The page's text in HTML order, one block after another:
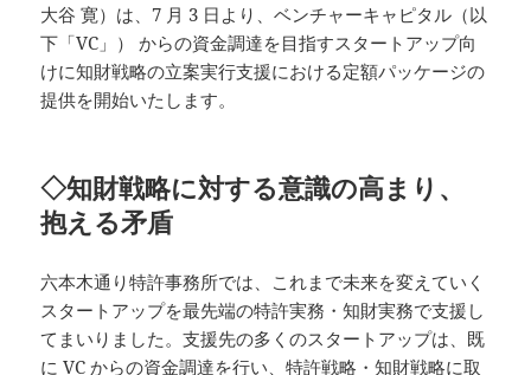
大谷 寛）は、7 月 3 日より、ベンチャーキャピタル（以
下「VC」） からの資金調達を目指すスタートアップ向
けに知財戦略の立案実行支援における定額パッケージの
提供を開始いたします。
◇知財戦略に対する意識の高まり、
抱える矛盾
六本木通り特許事務所では、これまで未来を変えていく
スタートアップを最先端の特許実務・知財実務で支援し
てまいりました。支援先の多くのスタートアップは、既
に VC からの資金調達を行い、特許戦略・知財戦略に取